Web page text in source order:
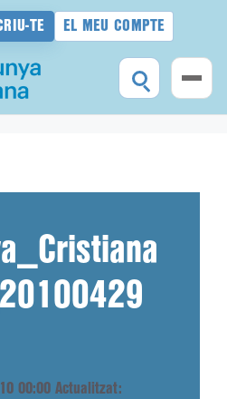
TE EL MEU COMPTE
00:00 Actualitzat: